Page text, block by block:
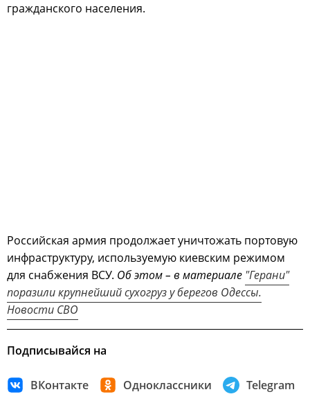
гражданского населения.
Российская армия продолжает уничтожать портовую
инфраструктуру, используемую киевским режимом
для снабжения ВСУ. Об этом – в материале "Герани"
поразили крупнейший сухогруз у берегов Одессы.
Новости СВО
Подписывайся на
ВКонтакте Одноклассники Telegram